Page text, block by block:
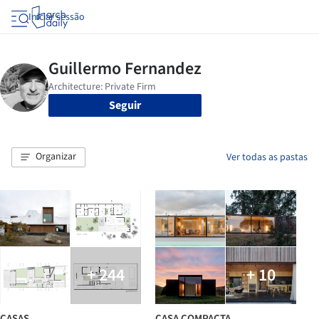
Iniciar sessão
Seguir
Organizar Ver todas as pastas
+ 244 + 10